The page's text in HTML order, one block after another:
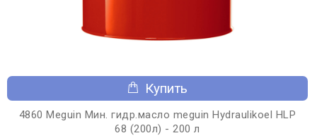
Купить
4860 Meguin Мин. гидр.масло meguin Hydraulikoel HLP
68 (200л) - 200 л